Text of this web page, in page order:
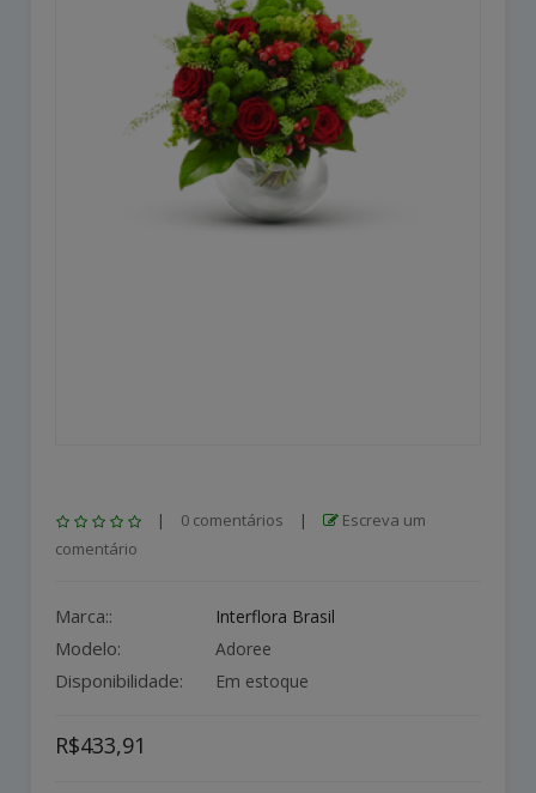
| 0 comentários |
Escreva um
comentário
Marca:: Interflora Brasil
Modelo: Adoree
Disponibilidade: Em estoque
R$433,91